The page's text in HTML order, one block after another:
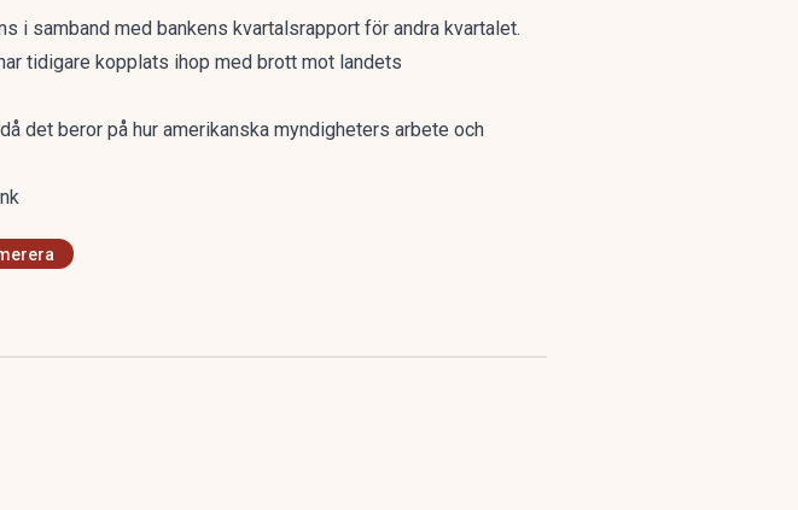
i samband med bankens kvartalsrapport för andra kvartalet.
tidigare kopplats ihop med brott mot landets
det beror på hur amerikanska myndigheters arbete och